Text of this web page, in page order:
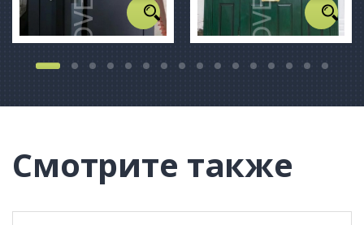
Смотрите также